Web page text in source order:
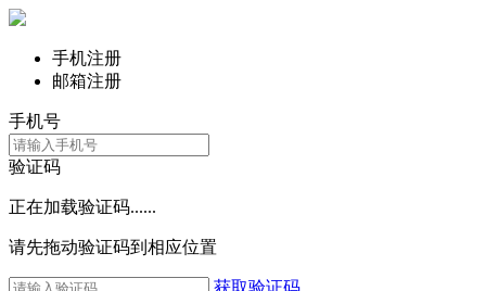
手机注册
邮箱注册
手机号
验证码
正在加载验证码......
请先拖动验证码到相应位置
获取验证码